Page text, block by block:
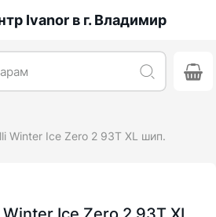
Ivanor в г. Владимир
Winter Ice Zero 2 93T XL шип.